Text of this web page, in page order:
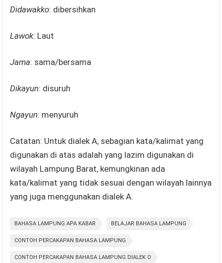
Didawakko: dibersihkan
Lawok: Laut
Jama: sama/bersama
Dikayun: disuruh
Ngayun: menyuruh
Catatan: Untuk dialek A, sebagian kata/kalimat yang
digunakan di atas adalah yang lazim digunakan di
wilayah Lampung Barat, kemungkinan ada
kata/kalimat yang tidak sesuai dengan wilayah lainnya
yang juga menggunakan dialek A.
BAHASA LAMPUNG APA KABAR BELAJAR BAHASA LAMPUNG
CONTOH PERCAKAPAN BAHASA LAMPUNG
CONTOH PERCAKAPAN BAHASA LAMPUNG DIALEK O